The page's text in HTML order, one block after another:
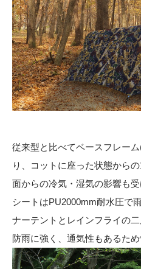
従来型と比べてベースフレー
り、コットに座った状態から
面からの冷気・湿気の影響も
シートはPU2000mm耐水圧で
ナーテントとレインフライの
防雨に強く、通気性もあるため